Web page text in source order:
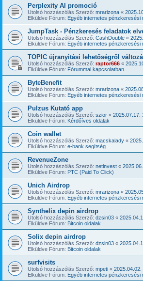
Perplexity AI promoció
Utolsó hozzászólás Szerző: mrarizona «
Elküldve Fórum: Egyéb internetes pénzkeresési
JumpTask - Pénzkeresés feladatok
Utolsó hozzászólás Szerző: CashDouble «
Elküldve Fórum: Egyéb internetes pénzkeresési
TOPIC újranyitási lehetőségről
Utolsó hozzászólás Szerző: raptor666 «
Elküldve Fórum: Fórummal kapcsolatban...
ByteBenefit
Utolsó hozzászólás Szerző: mrarizona «
Elküldve Fórum: Egyéb internetes pénzkeresési
Pulzus Kutató app
Utolsó hozzászólás Szerző: szior « 2025.07.17.
Elküldve Fórum: Kérdőíves oldalak
Coin wallet
Utolsó hozzászólás Szerző: macskalady «
Elküldve Fórum: e-bank segítség
RevenueZone
Utolsó hozzászólás Szerző: netinvest «
Elküldve Fórum: PTC (Paid To Click)
Unich Airdrop
Utolsó hozzászólás Szerző: mrarizona «
Elküldve Fórum: Egyéb internetes pénzkeresési
Synthelix depin airdrop
Utolsó hozzászólás Szerző: dzsin03 «
Elküldve Fórum: Bitcoin oldalak
Solix depin airdrop
Utolsó hozzászólás Szerző: dzsin03 «
Elküldve Fórum: Bitcoin oldalak
surfvisits
Utolsó hozzászólás Szerző: mpeti « 2025.04.02.
Elküldve Fórum: Egyéb internetes pénzkeresési